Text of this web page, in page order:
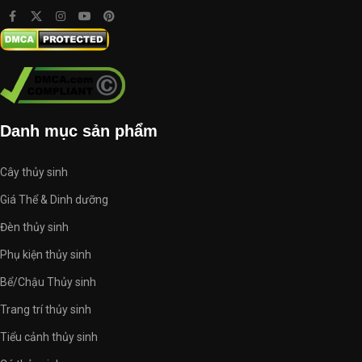
Danh mục sản phẩm
Cây thủy sinh
Giá Thể & Dinh dưỡng
Đèn thủy sinh
Phụ kiện thủy sinh
Bể/Chậu Thủy sinh
Trang trí thủy sinh
Tiểu cảnh thủy sinh